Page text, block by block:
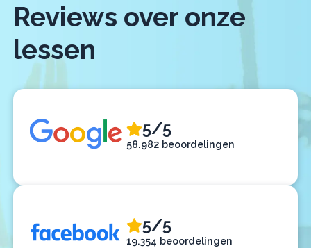
Reviews over onze
lessen
5/5
58.982 beoordelingen
5/5
19.354 beoordelingen